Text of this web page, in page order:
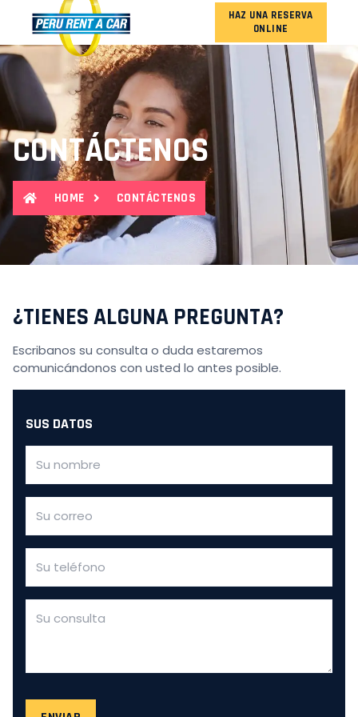
HAZ UNA RESERVA
ONLINE
CONTÁCTENOS
HOME CONTÁCTENOS
¿TIENES ALGUNA PREGUNTA?
Escribanos su consulta o duda estaremos
comunicándonos con usted lo antes posible.
SUS DATOS